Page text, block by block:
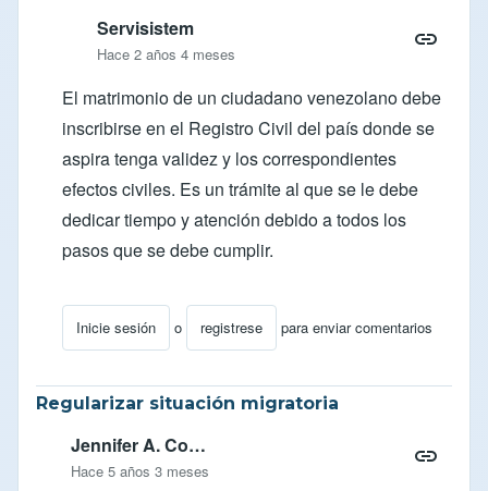
Servisistem
Hace 2 años 4 meses
El matrimonio de un ciudadano venezolano debe
inscribirse en el Registro Civil del país donde se
aspira tenga validez y los correspondientes
efectos civiles. Es un trámite al que se le debe
dedicar tiempo y atención debido a todos los
pasos que se debe cumplir.
Inicie sesión o registrese para enviar comentarios
En respuesta a Matrimonio porMeim18
Regularizar situación migratoria
Jennifer A. Co…
Hace 5 años 3 meses